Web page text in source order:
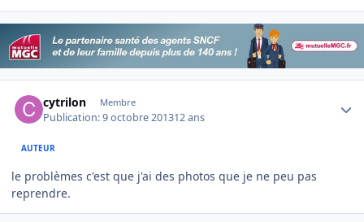
cytrilon Membre
Publication:9 octobre 201312 ans
AUTEUR
le problèmes c'est que j'ai des photos que je ne peu pas
reprendre.